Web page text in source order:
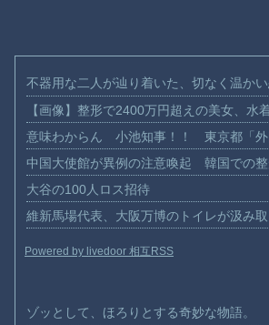
不器用な二人が辿り着いた、切なく温か
【画像】整形で2400万円超えの美女、水
意味わからん 小池知事！！ 東京都「外
中国大使館が異例の注意喚起 韓国での
大谷の100人ロス招待
維新馬場代表、大阪万博のトイレが汲み
Powered by livedoor 相互RSS
ゾッとして、ほろりとする奇妙な物語。